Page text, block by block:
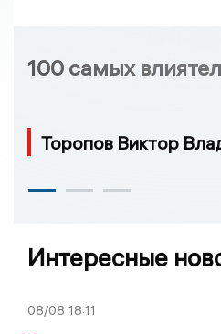
100 самых
Торопов Виктор
Интересные
08/08 18:11